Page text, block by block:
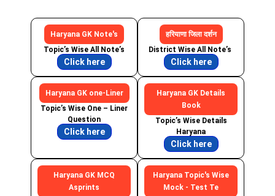
Haryana GK Note's
Topic’s Wise All Note’s
Click here
हरियाणा जिला दर्शन
District Wise All Note’s
Click here
Haryana GK one-Liner
Topic’s Wise One – Liner
Question
Click here
Haryana GK Details
Book
Topic’s Wise Details
Haryana
Click here
Haryana GK MCQ
Asprints
Haryana Topic's Wise
Mock - Test Te